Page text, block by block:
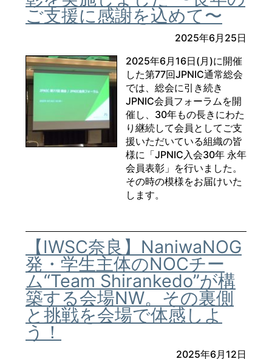
ご支援に感謝を込めて〜
2025年6月25日
2025年6月16日(月)に開催
した第77回JPNIC通常総会
では、総会に引き続き
JPNIC会員フォーラムを開
催し、30年もの長きにわた
り継続して会員としてご支
援いただいている組織の皆
様に「JPNIC入会30年 永年
会員表彰」を行いました。
その時の模様をお届けいた
します。
【IWSC奈良】NaniwaNOG
発・学生主体のNOCチー
ム“Team Shirankedo”が構
築する会場NW。その裏側
と挑戦を会場で体感しよ
う！
2025年6月12日